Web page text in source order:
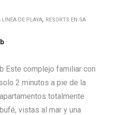
LÍNEA DE PLAYA, RESORTS EN SA
Este complejo familiar con
2 minutos a pie de la
totalmente
vistas al mar y una